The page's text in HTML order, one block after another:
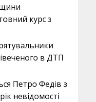
курс з
в ДТП
Петро Федів з
невідомості